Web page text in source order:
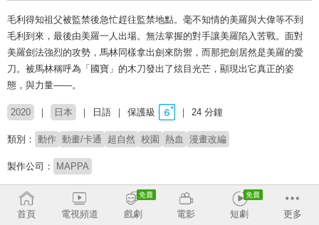
毛利得知祖父被監禁後急忙趕往監禁地點。毫不知情的美羅與大偉等不到
毛利到來，最後由美羅一人出場。無法掌握的對手讓美羅陷入苦戰。面對
美羅劍法強烈的攻勢，馬林同樣拿出劍來防禦，而那把劍居然是美羅的愛
刀。被馬林稱呼為「國寶」的木刀發出了炫目光芒，顯現出它真正的姿
態，與力量――。
2020 日本 日語 保護級 24 分鐘
類別： 動作 動畫/卡通 超自然 校園 熱血 漫畫改編
製作公司： MAPPA
導演：
配音： 橘龍丸 熊谷健太郎 大橋彩香 浪川大輔 杉田智和
首頁 電視頻道 戲劇 電影 短劇 更多